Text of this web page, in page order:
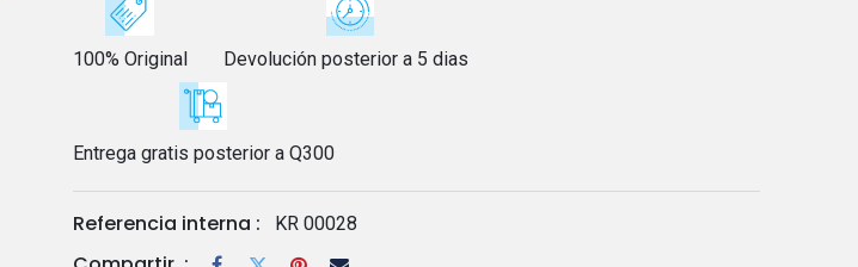
100% Original Devolución posterior a 5 dias
Entrega gratis posterior a Q300
Referencia interna : KR 00028